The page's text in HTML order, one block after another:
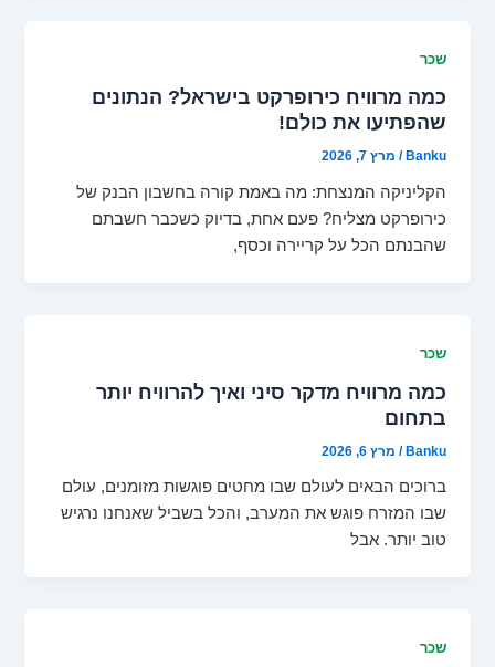
שכר
כמה מרוויח כירופרקט בישראל? הנתונים
שהפתיעו את כולם!
Banku
/ מרץ 7, 2026
הקליניקה המנצחת: מה באמת קורה בחשבון הבנק של
כירופרקט מצליח? פעם אחת, בדיוק כשכבר חשבתם
שהבנתם הכל על קריירה וכסף,
שכר
כמה מרוויח מדקר סיני ואיך להרוויח יותר
בתחום
Banku
/ מרץ 6, 2026
ברוכים הבאים לעולם שבו מחטים פוגשות מזומנים, עולם
שבו המזרח פוגש את המערב, והכל בשביל שאנחנו נרגיש
טוב יותר. אבל
שכר